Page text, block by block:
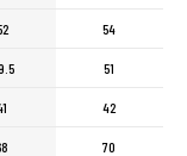
54
51
42
70
ートに入れる